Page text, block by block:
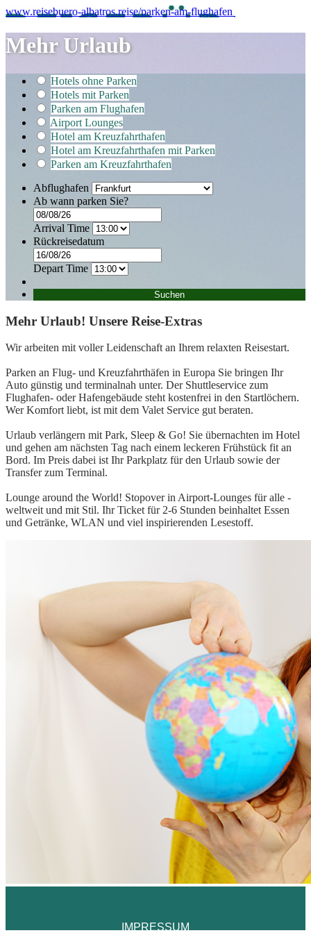
www.reisebuero-albatros.reise/parken-am-flughafen
Mehr Urlaub
Hotels ohne Parken
Hotels mit Parken
Parken am Flughafen
Airport Lounges
Hotel am Kreuzfahrthafen
Hotel am Kreuzfahrthafen mit Parken
Parken am Kreuzfahrthafen
Abflughafen
Ab wann parken Sie?
Arrival Time
Rückreisedatum
Depart Time
Suchen
Mehr Urlaub! Unsere Reise-Extras
Wir arbeiten mit voller Leidenschaft an Ihrem relaxten Reisestart.
Parken an Flug- und Kreuzfahrthäfen in Europa Sie bringen Ihr
Auto günstig und terminalnah unter. Der Shuttleservice zum
Flughafen- oder Hafengebäude steht kostenfrei in den Startlöchern.
Wer Komfort liebt, ist mit dem Valet Service gut beraten.
Urlaub verlängern mit Park, Sleep & Go! Sie übernachten im Hotel
und gehen am nächsten Tag nach einem leckeren Frühstück fit an
Bord. Im Preis dabei ist Ihr Parkplatz für den Urlaub sowie der
Transfer zum Terminal.
Lounge around the World! Stopover in Airport-Lounges für alle -
weltweit und mit Stil. Ihr Ticket für 2-6 Stunden beinhaltet Essen
und Getränke, WLAN und viel inspirierenden Lesestoff.
IMPRESSUM